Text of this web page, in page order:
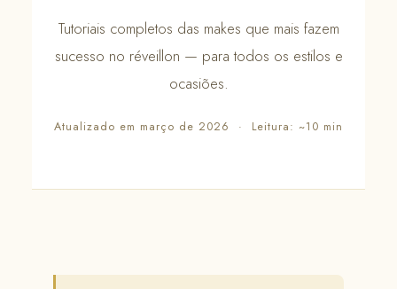
Tutoriais completos das makes que mais fazem
sucesso no réveillon — para todos os estilos e
ocasiões.
Atualizado em março de 2026 · Leitura: ~10 min